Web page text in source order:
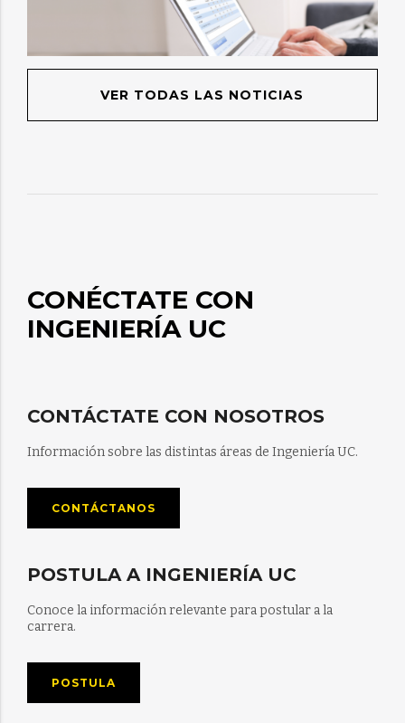
VER TODAS LAS NOTICIAS
CONÉCTATE CON
INGENIERÍA UC
CONTÁCTATE CON NOSOTROS
Información sobre las distintas áreas de Ingeniería UC.
CONTÁCTANOS
POSTULA A INGENIERÍA UC
Conoce la información relevante para postular a la
carrera.
POSTULA